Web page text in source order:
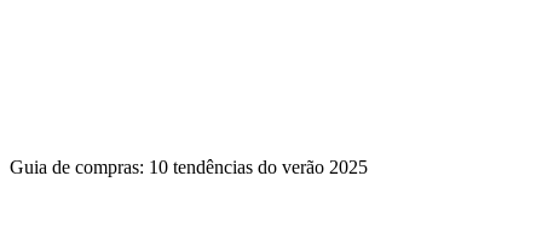
Guia de compras: 10 tendências do verão 2025